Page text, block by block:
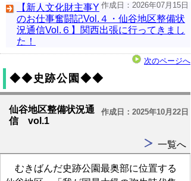
作成日：2026年07月15日
【新人文化財主事Y
のお仕事奮闘記Vol.４・仙谷地区整備状
況通信Vol.６】関西出張に行ってきまし
た！
次のページへ
◆◆史跡公園◆◆
作成日：2025年10月22日
仙谷地区整備状況通
信 vol.1
一覧へ
むきばんだ史跡公園最奥部に位置する